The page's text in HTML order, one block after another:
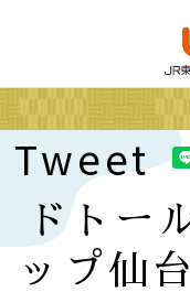
Tweet
ドトー
ップ仙